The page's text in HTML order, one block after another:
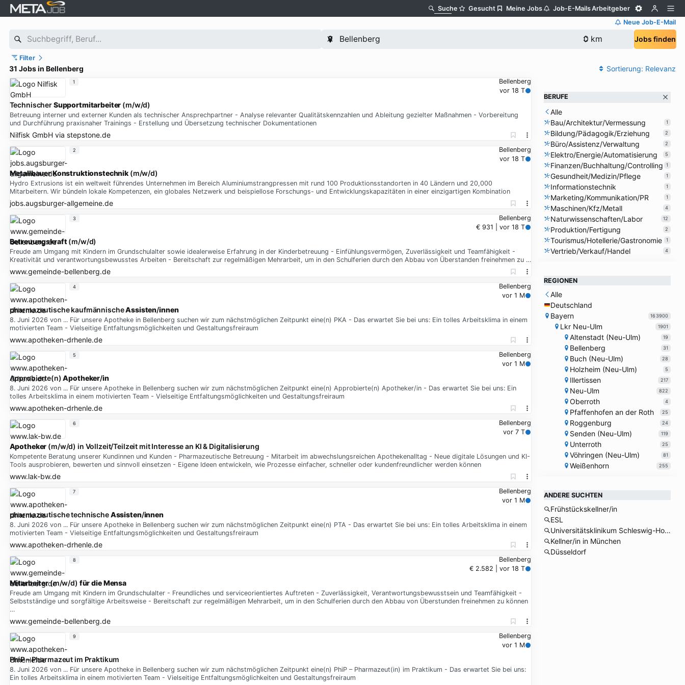
Suche Gesucht Meine Jobs Job-E-MailsArbeitgeber
Neue Job-E-Mail
Jobs finden
Filter
31 Jobs in Bellenberg Sortierung: Relevanz
Bellenberg
vor 18 T
TechnischerSupportmitarbeiter (m/w/d)
Betreuung interner und externer Kunden als technischer Ansprechpartner - Analyse relevanter Qualitätskennzahlen und Ableitung gezielter Maßnahmen - Vorbereitung
und Durchführung praxisnaher Trainings - Erstellung und Übersetzung technischer Dokumentationen
Nilfisk GmbHvia stepstone.de
1
Bellenberg
vor 18 T
MetallbauerKonstruktionstechnik (m/w/d)
Hydro Extrusions ist ein weltweit führendes Unternehmen im Bereich Aluminiumstrangpressen mit rund 100 Produktionsstandorten in 40 Ländern und 20,000
Mitarbeitern. Wir bündeln lokale Kompetenzen, ein globales Netzwerk und beispiellose Forschungs- und Entwicklungskapazitäten in einer einzigartigen Kombination
jobs.augsburger-allgemeine.de
2
Bellenberg
€ 931 | vor 18 T
Betreuungskraft (m/w/d)
Freude am Umgang mit Kindern im Grundschulalter sowie idealerweise Erfahrung in der Kinderbetreuung - Einfühlungsvermögen, Zuverlässigkeit und Teamfähigkeit -
Kreativität und verantwortungsbewusstes Arbeiten - Bereitschaft zur regelmäßigen Mehrarbeit, um in den Schulferien durch den Abbau von Überstanden freinehmen zu …
www.gemeinde-bellenberg.de
3
Bellenberg
vor 1 M
pharmazeutische kaufmännischeAssisten/innen
8. Juni 2026 von ... Für unsere Apotheke in Bellenberg suchen wir zum nächstmöglichen Zeitpunkt eine(n) PKA - Das erwartet Sie bei uns: Ein tolles Arbeitsklima in einem
motivierten Team - Vielseitige Entfaltungsmöglichkeiten und Gestaltungsfreiraum
www.apotheken-drhenle.de
4
Bellenberg
vor 1 M
Approbierte(n)Apotheker/in
8. Juni 2026 von ... Für unsere Apotheke in Bellenberg suchen wir zum nächstmöglichen Zeitpunkt eine(n) Approbierte(n) Apotheker/in - Das erwartet Sie bei uns: Ein
tolles Arbeitsklima in einem motivierten Team - Vielseitige Entfaltungsmöglichkeiten und Gestaltungsfreiraum
www.apotheken-drhenle.de
5
Bellenberg
vor 7 T
Apotheker (m/w/d) in Vollzeit/Teilzeit mit Interesse an KI & Digitalisierung
Kompetente Beratung unserer Kundinnen und Kunden - Pharmazeutische Betreuung - Mitarbeit im abwechslungsreichen Apothekenalltag - Neue digitale Lösungen und KI-
Tools ausprobieren, bewerten und sinnvoll einsetzen - Eigene Ideen entwickeln, wie Prozesse einfacher, schneller oder kundenfreundlicher werden können
www.lak-bw.de
6
Bellenberg
vor 1 M
pharmazeutische technischeAssisten/innen
8. Juni 2026 von ... Für unsere Apotheke in Bellenberg suchen wir zum nächstmöglichen Zeitpunkt eine(n) PTA - Das erwartet Sie bei uns: Ein tolles Arbeitsklima in einem
motivierten Team - Vielseitige Entfaltungsmöglichkeiten und Gestaltungsfreiraum
www.apotheken-drhenle.de
7
Bellenberg
€ 2.582 | vor 18 T
Mitarbeiter(m/w/d) fürdieMensa
Freude am Umgang mit Kindern im Grundschulalter - Freundliches und serviceorientiertes Auftreten - Zuverlässigkeit, Verantwortungsbewusstsein und Teamfähigkeit -
Selbstständige und sorgfältige Arbeitsweise - Bereitschaft zur regelmäßigen Mehrarbeit, um in den Schulferien durch den Abbau von Überstunden freinehmen zu können
…
www.gemeinde-bellenberg.de
8
Bellenberg
vor 1 M
PhiP – Pharmazeut im Praktikum
8. Juni 2026 von ... Für unsere Apotheke in Bellenberg suchen wir zum nächstmöglichen Zeitpunkt eine(n) PhiP – Pharmazeut(in) im Praktikum - Das erwartet Sie bei uns:
Ein tolles Arbeitsklima in einem motivierten Team - Vielseitige Entfaltungsmöglichkeiten und Gestaltungsfreiraum
9
BERUFE
Alle
Bau/Architektur/Vermessung
1
Bildung/Pädagogik/Erziehung 2
Büro/Assistenz/Verwaltung 2
Elektro/Energie/Automatisierung 5
Finanzen/Buchhaltung/Controlling 1
Gesundheit/Medizin/Pflege 1
Informationstechnik 1
Marketing/Kommunikation/PR 1
Maschinen/Kfz/Metall 4
Naturwissenschaften/Labor 12
Produktion/Fertigung 2
Tourismus/Hotellerie/Gastronomie 1
Vertrieb/Verkauf/Handel 4
REGIONEN
Alle
Deutschland
Bayern
163900
Lkr Neu-Ulm 1901
Altenstadt (Neu-Ulm) 19
Bellenberg 31
Buch (Neu-Ulm) 28
Holzheim (Neu-Ulm) 5
Illertissen 217
Neu-Ulm 822
Oberroth 4
Pfaffenhofen an der Roth 25
Roggenburg 24
Senden (Neu-Ulm) 119
Unterroth 25
Vöhringen (Neu-Ulm) 81
Weißenhorn 255
ANDERE SUCHTEN
Frühstückskellner/in
ESL
Universitätsklinikum Schleswig-Holstein
Kellner/in in München
Düsseldorf